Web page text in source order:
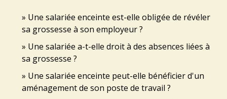
Une salariée enceinte est-elle obligée de révéler
sa grossesse à son employeur ?
Une salariée a-t-elle droit à des absences liées à
sa grossesse ?
Une salariée enceinte peut-elle bénéficier d'un
aménagement de son poste de travail ?